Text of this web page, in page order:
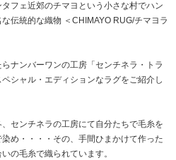
フェ近郊のチマヨという小さな村でハン
伝統的な織物 ＜CHIMAYO RUG/チマヨラ
ナンバーワンの工房「センチネラ・トラ
シャル・エディションなラグをご紹介し
センチネラの工房にて自分たちで毛糸を
め・・・・その、手間ひまかけて作った
の毛糸で織られています。